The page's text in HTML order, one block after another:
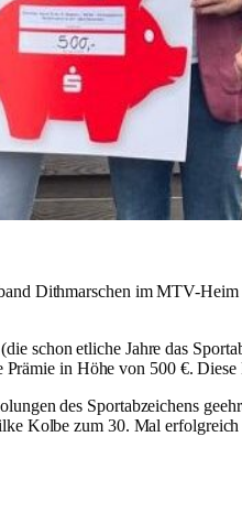
Dithmarschen im MTV-
schon etliche Jahre das
in Höhe von 500 €.
des Sportabzeichens
Kolbe zum 30. Mal erfolgreich